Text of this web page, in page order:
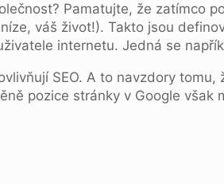
Pamatujte, že zatímco
váš život!). Takto jsou
internetu. Jedná se
SEO. A to navzdory
pozice stránky v Google